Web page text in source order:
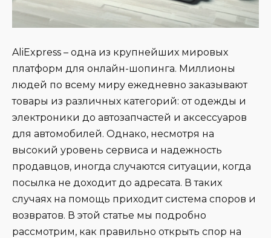
AliExpress – одна из крупнейших мировых
платформ для онлайн-шопинга. Миллионы
людей по всему миру ежедневно заказывают
товары из различных категорий: от одежды и
электроники до автозапчастей и аксессуаров
для автомобилей. Однако, несмотря на
высокий уровень сервиса и надежность
продавцов, иногда случаются ситуации, когда
посылка не доходит до адресата. В таких
случаях на помощь приходит система споров и
возвратов. В этой статье мы подробно
рассмотрим, как правильно открыть спор на